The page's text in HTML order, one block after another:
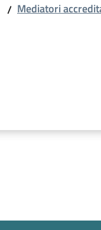
/ Mediatori